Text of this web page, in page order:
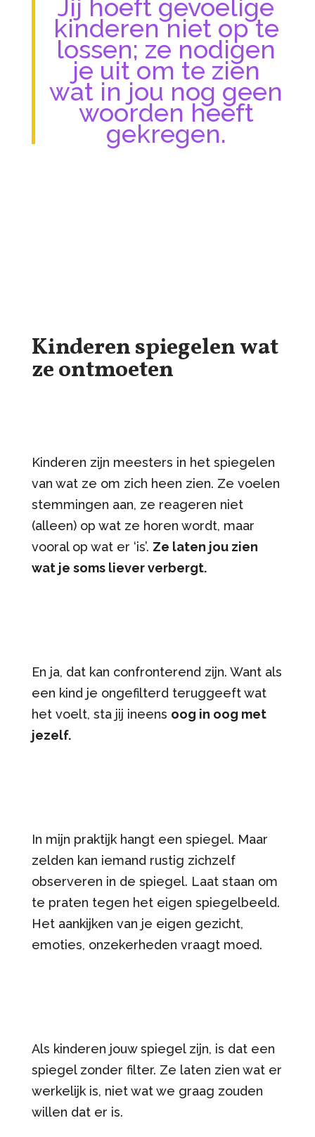
Jij hoeft gevoelige
kinderen niet op te
lossen; ze nodigen
je uit om te zien
wat in jou nog geen
woorden heeft
gekregen.
Kinderen spiegelen wat
ze ontmoeten
Kinderen zijn meesters in het spiegelen
van wat ze om zich heen zien. Ze voelen
stemmingen aan, ze reageren niet
(alleen) op wat ze horen wordt, maar
vooral op wat er ‘is’. Ze laten jou zien
wat je soms liever verbergt.
En ja, dat kan confronterend zijn. Want als
een kind je ongefilterd teruggeeft wat
het voelt, sta jij ineens oog in oog met
jezelf.
In mijn praktijk hangt een spiegel. Maar
zelden kan iemand rustig zichzelf
observeren in de spiegel. Laat staan om
te praten tegen het eigen spiegelbeeld.
Het aankijken van je eigen gezicht,
emoties, onzekerheden vraagt moed.
Als kinderen jouw spiegel zijn, is dat een
spiegel zonder filter. Ze laten zien wat er
werkelijk is, niet wat we graag zouden
willen dat er is.